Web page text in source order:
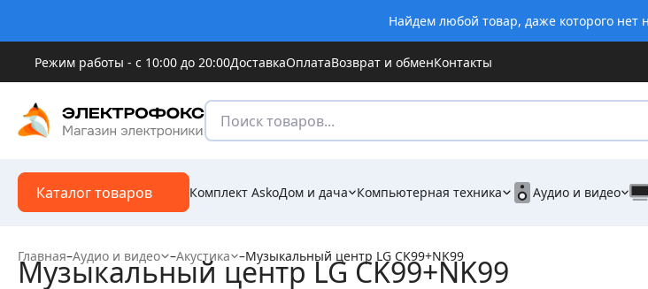
Найдем любой товар, даже которого нет
Режим работы - с 10:00 до 20:00ДоставкаОплатаВозврат и обменКонтакты
Каталог товаров Комплект AskoДом и дача Компьютерная техника Аудио и видео
Главная–Аудио и видео –Акустика –Музыкальный центр LG CK99+NK99
Музыкальный центр LG CK99+NK99